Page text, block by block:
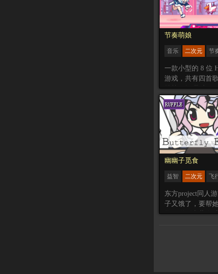
为了迎战日益棘
需要利用被扣除
后所剩无几的工
以强化角色。
游戏特色：
- 角色、能力强
多达100种不同
- 30种以上的武器
- 8位充满个性的
百度网盘下载。
节奏萌娘
音乐 二次元 节
一款小型的 8 位
游戏，共有四首
挑战，闲暇时候
当有趣的。
曲目介绍：
1. Hinotori由
制作
2.Violet由
作
3.Red由
KING由 Gawr
Calliope Mori 改编
幽幽子觅食
益智 二次元 飞
东方project同人
子又饿了，要帮
物，碰到弹幕会